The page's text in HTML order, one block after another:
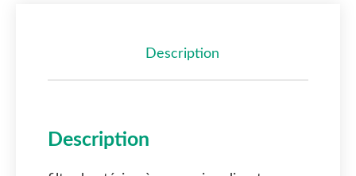
Description
Description